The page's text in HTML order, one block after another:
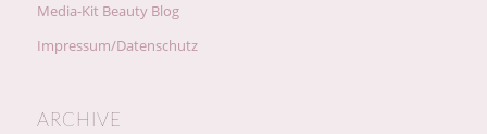
Media-Kit Beauty Blog
Impressum/Datenschutz
ARCHIVE